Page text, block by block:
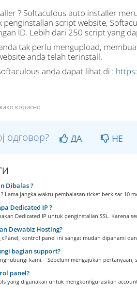
? Softaculous auto installer
penginstallan script website,
ID. Lebih dari 250 script yang
tak perlu mengupload,
anda telah terinstall.
anda dapat lihat di :
корисно
одговор? ДА НЕ
Dibalas ?
Lama jangka waktu pembalasan ticket berkisar 10
Dedicated IP ?
Dedicated IP untuk penginstallan SSL. Karena
Dewabiz Hosting?
kontrol panel ini sangat mudah dipahami
bagian support?
kami. - Sebelum mengajukan pertanyaan,
panel?
yang digunakan untuk mengkonfigurasikan